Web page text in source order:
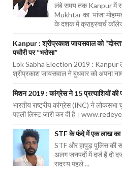
लंबे समय तक Kanpur में
Mukhtar का भांजा
के दशक में क्राइस्चर्च
Kanpur : श्रीप्रकाश जायसवाल को
पचौरी पर “भरोसा”
Lok Sabha Election 2019 : Kanpur
श्रीप्रकाश जायसवाल ने बुधवार को अपना
मिशन 2019 : कांग्रेस ने 15 प्रत्याशियों की
भारतीय राष्ट्रीय कांग्रेस (INC) ने लोकसभा
पहली लिस्ट जारी कर दी है।
STF के फंदे में एक लाख
STF और हापुड़ पुलिस की
अलग जनपदों में दर्ज हैं दो
सदस्य पहले ...